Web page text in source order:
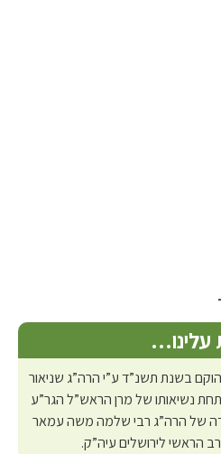
הוקם בשנת תשנ”ד ע”י הרה”ג שניאור
נשיאותו של מרן הראש”ל הגר”ע
של הרה”ג רבי שלמה משה עמאר
הראשי לירושלים עיה”ק.